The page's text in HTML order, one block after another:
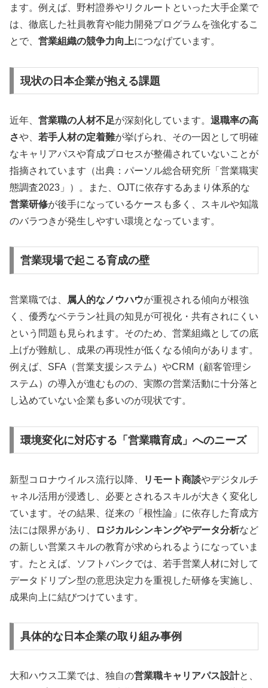
ます。例えば、野村證券やリクルートといった大手企業で
は、徹底した社員教育や能力開発プログラムを強化するこ
とで、 営業組織の競争力向上につなげています。
現状の日本企業が抱える課題
近年、 営業職の人材不足が深刻化しています。 退職率の高
さや、 若手人材の定着難が挙げられ、その一因として明確
なキャリアパスや育成プロセスが整備されていないことが
指摘されています（出典：パーソル総合研究所「営業職実
態調査2023」）。また、OJTに依存するあまり体系的な
営業研修が後手になっているケースも多く、スキルや知識
のバラつきが発生しやすい環境となっています。
営業現場で起こる育成の壁
営業職では、 属人的なノウハウが重視される傾向が根強
く、優秀なベテラン社員の知見が可視化・共有されにくい
という問題も見られます。そのため、営業組織としての底
上げが難航し、成果の再現性が低くなる傾向があります。
例えば、SFA（営業支援システム）やCRM（顧客管理シ
ステム）の導入が進むものの、実際の営業活動に十分落と
し込めていない企業も多いのが現状です。
環境変化に対応する「営業職育成」へのニーズ
新型コロナウイルス流行以降、 リモート商談やデジタルチ
ャネル活用が浸透し、必要とされるスキルが大きく変化し
ています。その結果、従来の「根性論」に依存した育成方
法には限界があり、
ロジカルシンキングやデータ分析など
の新しい営業スキルの教育が求められるようになっていま
す。たとえば、ソフトバンクでは、若手営業人材に対して
データドリブン型の意思決定力を重視した研修を実施し、
成果向上に結びつけています。
具体的な日本企業の取り組み事例
大和ハウス工業では、独自の営業職キャリアパス設計と、